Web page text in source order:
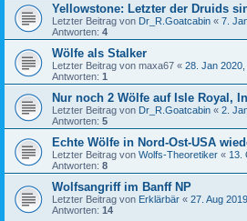
Yellowstone: Letzter der Druids
Letzter Beitrag von Dr_R.Goatcabin « 7.
Antworten: 4
Wölfe als Stalker
Letzter Beitrag von maxa67 « 28. Jan 2020,
Antworten: 1
Nur noch 2 Wölfe auf Isle Royal,
Letzter Beitrag von Dr_R.Goatcabin « 2.
Antworten: 5
Echte Wölfe in Nord-Ost-USA
Letzter Beitrag von Wolfs-Theoretiker « 13.
Antworten: 8
Wolfsangriff im Banff NP
Letzter Beitrag von Erklärbär « 27. Aug
Antworten: 14